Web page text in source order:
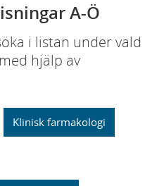
A-Ö
i listan under vald
hjälp av
Klinisk farmakologi